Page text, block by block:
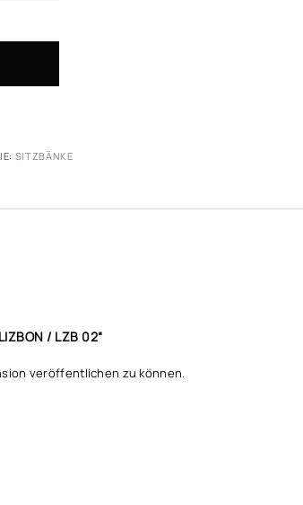
SITZBÄNKE
/ LZB 02“
veröffentlichen zu können.